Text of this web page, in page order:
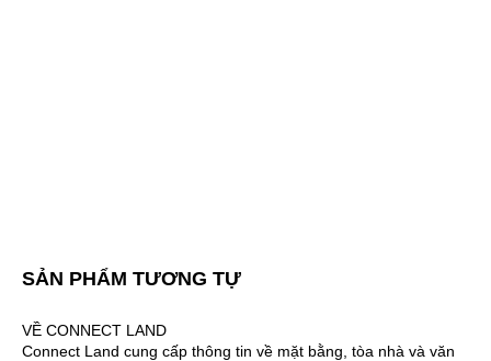
SẢN PHẨM TƯƠNG TỰ
VỀ CONNECT LAND
Connect Land cung cấp thông tin về mặt bằng, tòa nhà và văn